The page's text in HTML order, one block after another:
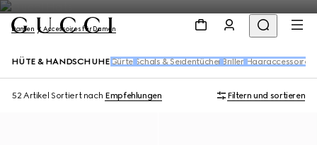
Damen Accessoires für Damen
HÜTE & HANDSCHUHE Gürtel Schals & Seidentücher Brillen Haaraccessoires
52 Artikel Sortiert nach Empfehlungen Filtern und sortieren